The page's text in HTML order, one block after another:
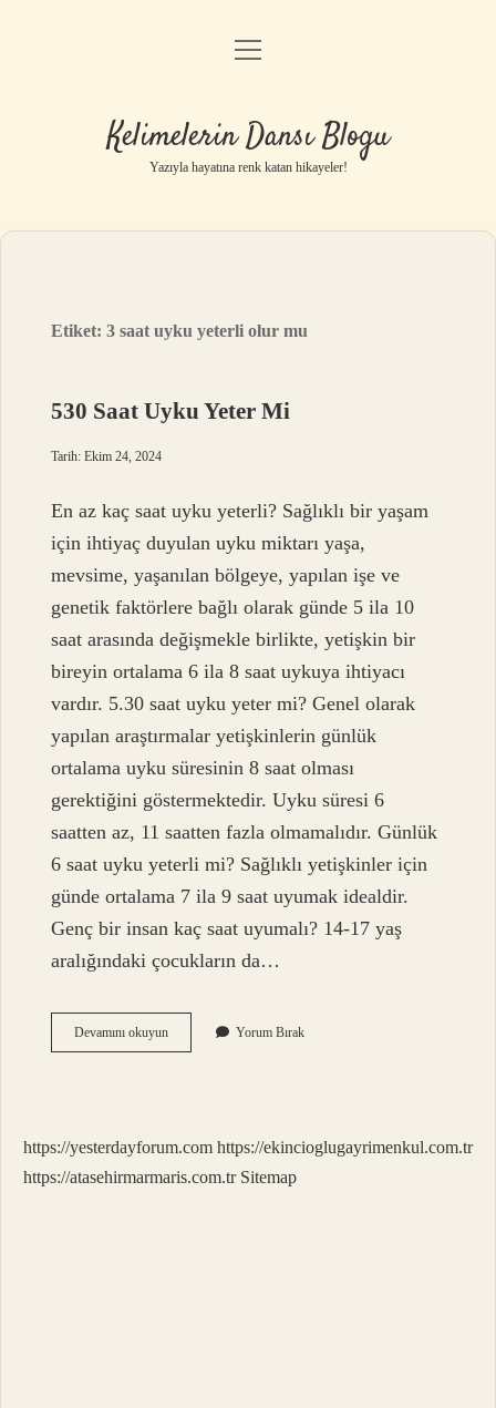
Anasayfa
Yasal Uyarı
menüyü
Kelimelerin Dansı Blogu
Yazıyla hayatına renk katan hikayeler!
Etiket:3 saat uyku yeterli olur mu
530 Saat Uyku Yeter Mi
Tarih: Ekim 24, 2024
En az kaç saat uyku yeterli? Sağlıklı bir yaşam
için ihtiyaç duyulan uyku miktarı yaşa,
mevsime, yaşanılan bölgeye, yapılan işe ve
genetik faktörlere bağlı olarak günde 5 ila 10
saat arasında değişmekle birlikte, yetişkin bir
bireyin ortalama 6 ila 8 saat uykuya ihtiyacı
vardır. 5.30 saat uyku yeter mi? Genel olarak
yapılan araştırmalar yetişkinlerin günlük
ortalama uyku süresinin 8 saat olması
gerektiğini göstermektedir. Uyku süresi 6
saatten az, 11 saatten fazla olmamalıdır. Günlük
6 saat uyku yeterli mi? Sağlıklı yetişkinler için
günde ortalama 7 ila 9 saat uyumak idealdir.
Genç bir insan kaç saat uyumalı? 14-17 yaş
aralığındaki çocukların da…
Devamını okuyun530
Saat
Yorum Bırak
https://yesterdayforum.com https://ekincioglugayrimenkul.com.tr
https://atasehirmarmaris.com.tr Sitemap